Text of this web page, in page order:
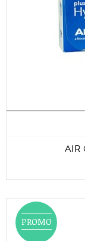
AIR
PROMO